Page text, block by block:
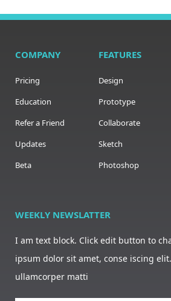
COMPANY
Pricing
Education
Refer a Friend
Updates
Beta
FEATURES
Design
Prototype
Collaborate
Sketch
Photoshop
WEEKLY NEWSLATTER
I am text block. Click edit button to
ipsum dolor sit amet, conse iscing
ullamcorper matti